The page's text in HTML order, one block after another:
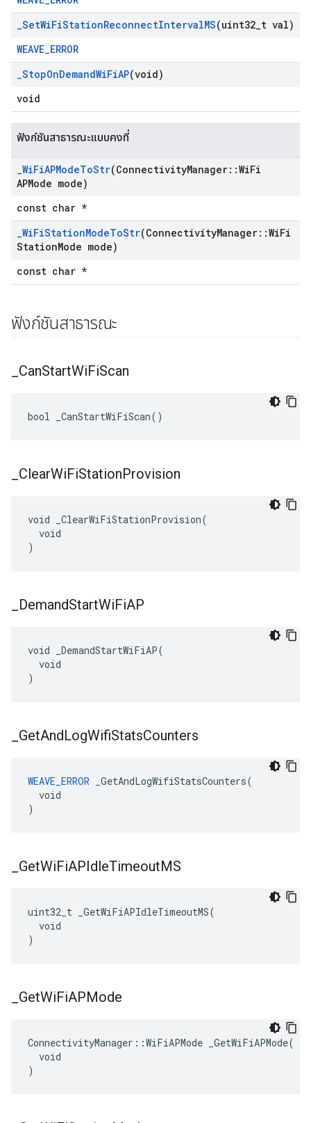
_SetWiFiStationReconnectIntervalMS(uint32 t val)
WEAVE_ERROR
_StopOnDemandWiFiAP(void)
void
ฟังก์ชันสาธารณะแบบคงที่
_WiFiAPModeToStr(ConnectivityManager::WiFi
APMode mode)
const char *
_WiFiStationModeToStr(ConnectivityManager::WiFi
StationMode mode)
const char *
ฟังก์ชันสาธารณะ
CanStartWiFiScan
bool _CanStartWiFiScan()
ClearWiFiStationProvision
void _ClearWiFiStationProvision(
  void
)
DemandStartWiFiAP
void _DemandStartWiFiAP(
  void
)
GetAndLogWifiStatsCounters
WEAVE_ERROR _GetAndLogWifiStatsCounters(
  void
)
GetWiFiAPIdleTimeoutMS
uint32_t _GetWiFiAPIdleTimeoutMS(
  void
)
GetWiFiAPMode
ConnectivityManager::WiFiAPMode _GetWiFiAPMode(
  void
)